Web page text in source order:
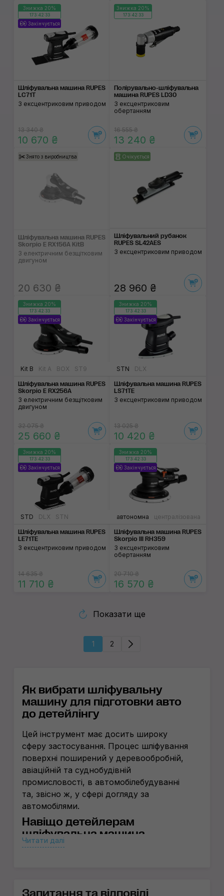
Знижка 20%
173:42:32
Закінчується
Шліфувальна машина RUPES
LC71T
З ексцентриковим приводом
13 340 ₴
10 670 ₴
Знижка 20%
173:42:32
Полірувально-шліфу­вальна
машина RUPES LD30
З ексцентриковим
обертанням
16 555 ₴
13 240 ₴
Знято з виробництва
Шліфувальна машина RUPES
Skorpio E RX156A KitB
З електричним безщітковим
двигуном
20 630 ₴
Очікується
Шліфувальний рубанок
RUPES SL42AES
З ексцентриковим приводом
28 960 ₴
Знижка 20%
173:42:32
Закінчується
Kit B Kit A BOX ST9
Шліфувальна машина RUPES
Skorpio E RX256A
З електричним безщітковим
двигуном
32 075 ₴
25 660 ₴
Знижка 20%
173:42:32
Закінчується
STN DLX
Шліфувальна машина RUPES
LS71TE
З ексцентриковим приводом
13 025 ₴
10 420 ₴
Знижка 20%
173:42:32
Закінчується
STD DLX STN
Шліфувальна машина RUPES
LE71TE
З ексцентриковим приводом
14 635 ₴
11 710 ₴
Знижка 20%
173:42:32
Закінчується
автономна централізована
Шліфувальна машина RUPES
Skorpio III RH359
З ексцентриковим
обертанням
20 710 ₴
16 570 ₴
Показати ще
1 2
Як вибрати шліфувальну
машину для підготовки авто
до детейлінгу
Цей інструмент має досить широку
сферу застосування. Процес шліфування
поверхні поширений у деревообробній,
авіаційній та суднобудівній
промисловості, в автомобілебудуванні
та, звісно ж, у сфері догляду за
автомобілями.
Навіщо детейлерам
шліфувальна машина
безсила. Наприклад, якщо органіка
Читати далі
Запитання та відповіді